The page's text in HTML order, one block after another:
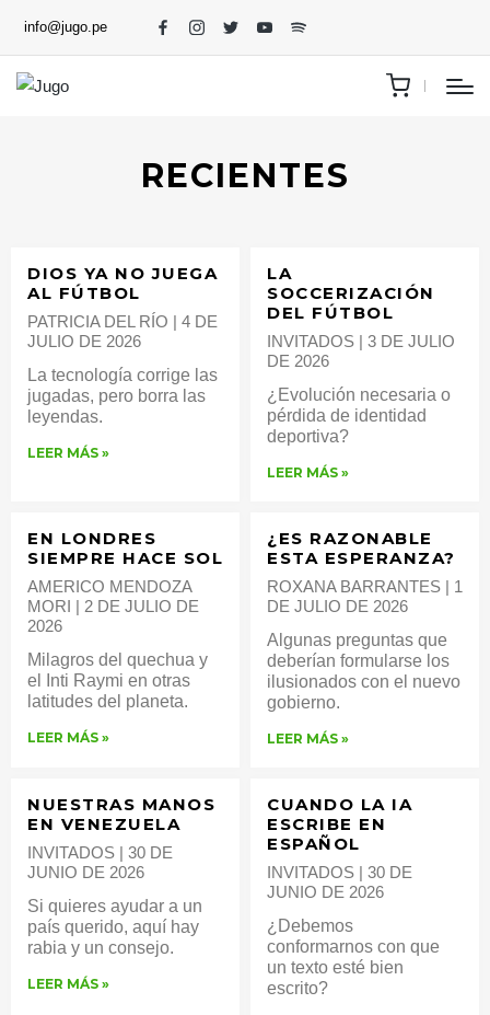
info@jugo.pe
RECIENTES
DIOS YA NO JUEGA
AL FÚTBOL
PATRICIA DEL RÍO
4 DE
JULIO DE 2026
La tecnología corrige las
jugadas, pero borra las
leyendas.
LEER MÁS »
LA
SOCCERIZACIÓN
DEL FÚTBOL
INVITADOS
3 DE JULIO
DE 2026
¿Evolución necesaria o
pérdida de identidad
deportiva?
LEER MÁS »
EN LONDRES
SIEMPRE HACE SOL
AMERICO MENDOZA
MORI
2 DE JULIO DE
2026
Milagros del quechua y
el Inti Raymi en otras
latitudes del planeta.
LEER MÁS »
¿ES RAZONABLE
ESTA ESPERANZA?
ROXANA BARRANTES
1
DE JULIO DE 2026
Algunas preguntas que
deberían formularse los
ilusionados con el nuevo
gobierno.
LEER MÁS »
NUESTRAS MANOS
EN VENEZUELA
INVITADOS
30 DE
JUNIO DE 2026
Si quieres ayudar a un
país querido, aquí hay
rabia y un consejo.
LEER MÁS »
CUANDO LA IA
ESCRIBE EN
ESPAÑOL
INVITADOS
30 DE
JUNIO DE 2026
¿Debemos
conformarnos con que
un texto esté bien
escrito?